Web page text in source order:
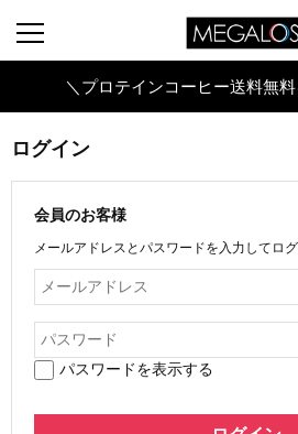
＼プロテインコーヒー送料無
ログイン
会員のお客様
メールアドレスとパスワードを入力してロ
パスワードを表示する